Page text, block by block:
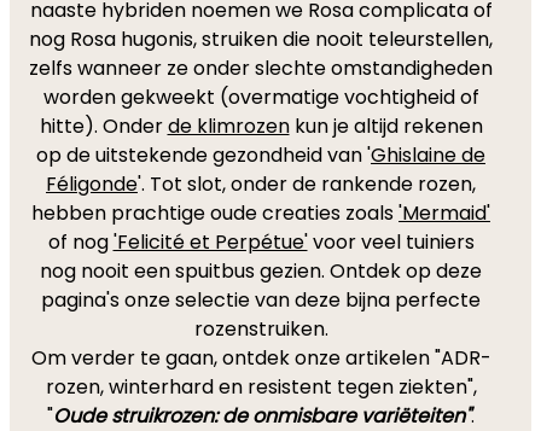
naaste hybriden noemen we Rosa complicata of
nog Rosa hugonis, struiken die nooit teleurstellen,
zelfs wanneer ze onder slechte omstandigheden
worden gekweekt (overmatige vochtigheid of
hitte). Onderde klimrozenkun je altijd rekenen
op de uitstekende gezondheid van 'Ghislaine de
Féligonde'. Tot slot, onder de rankende rozen,
hebben prachtige oude creaties zoals'Mermaid'
of nog'Felicité et Perpétue'voor veel tuiniers
nog nooit een spuitbus gezien. Ontdek op deze
pagina's onze selectie van deze bijna perfecte
rozenstruiken.
Om verder te gaan, ontdek onze artikelen "ADR-
rozen, winterhard en resistent tegen ziekten",
"Oude struikrozen: de onmisbare variëteiten".